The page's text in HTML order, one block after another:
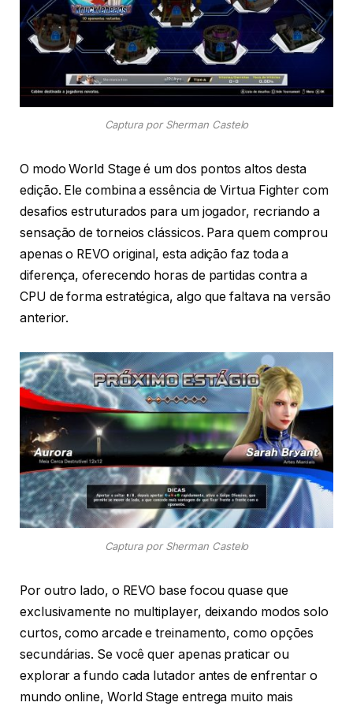
Captura por Sherman Castelo
O modo World Stage é um dos pontos altos desta
edição. Ele combina a essência de Virtua Fighter com
desafios estruturados para um jogador, recriando a
sensação de torneios clássicos. Para quem comprou
apenas o REVO original, esta adição faz toda a
diferença, oferecendo horas de partidas contra a
CPU de forma estratégica, algo que faltava na versão
anterior.
Captura por Sherman Castelo
Por outro lado, o REVO base focou quase que
exclusivamente no multiplayer, deixando modos solo
curtos, como arcade e treinamento, como opções
secundárias. Se você quer apenas praticar ou
explorar a fundo cada lutador antes de enfrentar o
mundo online, World Stage entrega muito mais